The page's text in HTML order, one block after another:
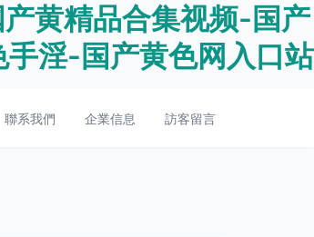
黄精品合集视频-国产
淫-国产黄色网入口站
聯系我們 企業信息 訪客留言